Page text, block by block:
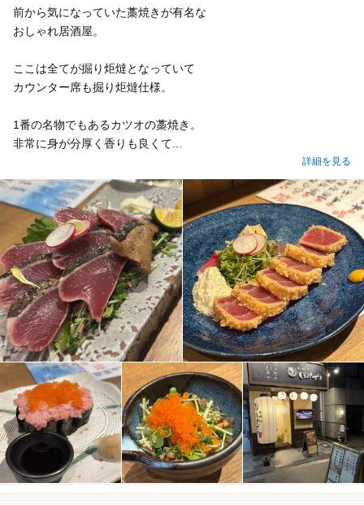
前から気になっていた藁焼きが有名な
おしゃれ居酒屋。
ここは全てが掘り炬燵となっていて
カウンター席も掘り炬燵仕様。
1番の名物でもあるカツオの藁焼き。
非常に身が分厚く香りも良くて...
詳細を見る